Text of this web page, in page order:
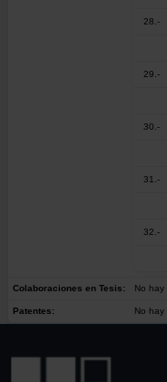
28.-
29.-
30.-
31.-
32.-
Colaboraciones en Tesis: No hay
Patentes: No hay